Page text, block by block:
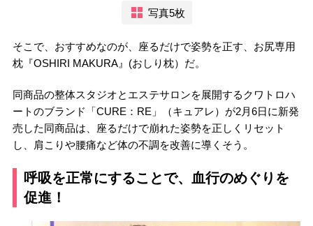
写真5枚
そこで、おすすめなのが、座るだけで姿勢を正す、お尻専用
枕『OSHIRI MAKURA』(おしり枕）だ。
同商品の整体スタジオとエステサロンを展開するクワトロハ
ートのブランド「CURE：RE」（キュアレ）が2月6日に新発
売した同商品は、座るだけで崩れた姿勢を正しくリセット
し、肩こりや腰痛など体の不調を改善に導くそう。
呼吸を正常にすることで、血行のめぐりを
促進！